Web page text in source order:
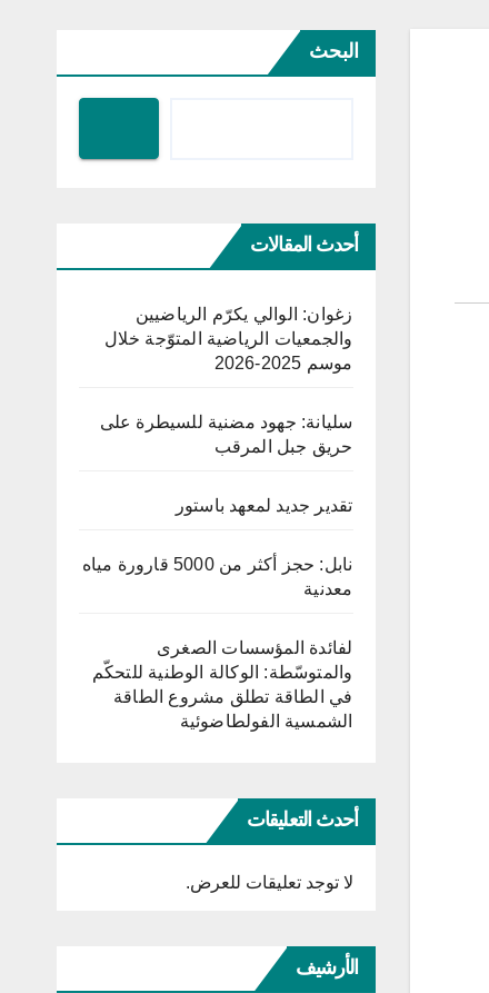
البحث
أحدث المقالات
زغوان: الوالي يكرّم الرياضيين
والجمعيات الرياضية المتوّجة خلال
موسم 2025-2026
سليانة: جهود مضنية للسيطرة على
حريق جبل المرقب
تقدير جديد لمعهد باستور
نابل: حجز أكثر من 5000 قارورة مياه
معدنية
لفائدة المؤسسات الصغرى
والمتوسّطة: الوكالة الوطنية للتحكّم
في الطاقة تطلق مشروع الطاقة
الشمسية الفولطاضوئية
أحدث التعليقات
لا توجد تعليقات للعرض.
الأرشيف